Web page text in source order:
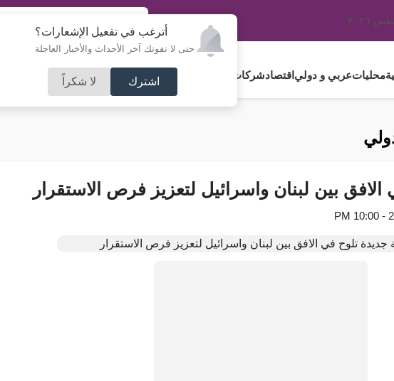
أترغب في تفعيل الإشعارات؟
حتى لا تفوتك آخر الأحداث والأخبار العاجلة
اشترك لا شكراً
محلياتعربي و دولي اقتصادشركات و استثمار فلسطين مجلس الأمةرياضة آراء و مقالات
بين لبنان واسرائيل لتعزيز فرص الاستقرار